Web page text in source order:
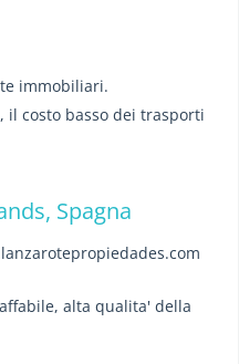
immobiliari.
il costo basso dei trasporti
Spagna
alta qualita' della